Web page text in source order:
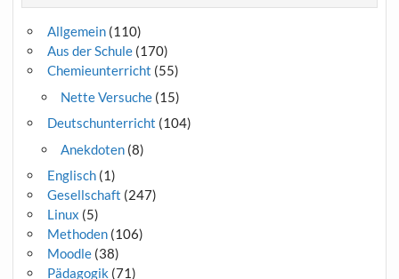
Allgemein(110)
Aus der Schule(170)
Chemieunterricht (55)
Nette Versuche(15)
Deutschunterricht (104)
Anekdoten(8)
Englisch(1)
Gesellschaft (247)
Linux (5)
Methoden(106)
Moodle(38)
Pädagogik (71)